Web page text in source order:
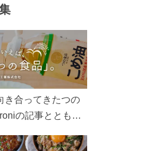
き合ってきたつの
の記事とともに
のこだわりまで。